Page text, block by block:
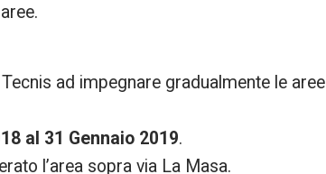
ad impegnare gradualmente le aree
al 31 Gennaio 2019.
l’area sopra via La Masa.